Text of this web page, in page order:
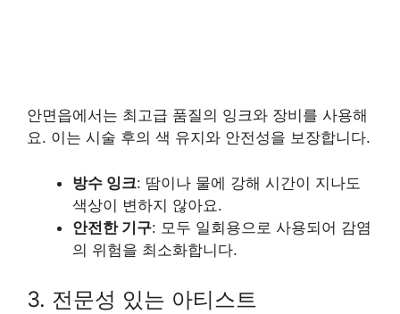
안면읍에서는 최고급 품질의 잉크와 장비를 사용해
요. 이는 시술 후의 색 유지와 안전성을 보장합니다.
방수 잉크: 땀이나 물에 강해 시간이 지나도
색상이 변하지 않아요.
안전한 기구: 모두 일회용으로 사용되어 감염
의 위험을 최소화합니다.
3. 전문성 있는 아티스트